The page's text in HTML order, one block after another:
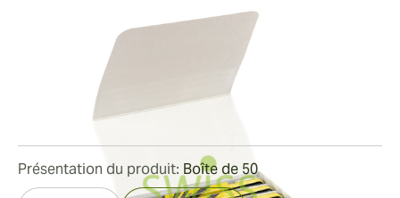
Acid Krush Classic Morado
Maduro Cigars
Bague de jauge: Longueur:
0Commentaires
Présentation du produit: Boîte de 50